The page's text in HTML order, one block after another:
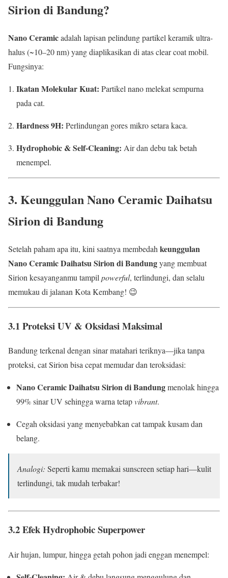
Sirion di Bandung?
Nano Ceramicadalah lapisan pelindung partikel keramik ultra-
halus (~10–20 nm) yang diaplikasikan di atas clear coat mobil.
Fungsinya:
Ikatan Molekular Kuat: Partikel nano melekat sempurna
pada cat.
Hardness 9H: Perlindungan gores mikro setara kaca.
Hydrophobic & Self-Cleaning: Air dan debu tak betah
menempel.
3. KeunggulanNano Ceramic Daihatsu
Sirion di Bandung
Setelah paham apa itu, kini saatnya membedah keunggulan
Nano Ceramic Daihatsu Sirion di Bandungyang membuat
Sirion kesayanganmu tampil powerful, terlindungi, dan selalu
memukau di jalanan Kota Kembang! 😉
3.1 Proteksi UV & Oksidasi Maksimal
Bandung terkenal dengan sinar matahari teriknya—jika tanpa
proteksi, cat Sirion bisa cepat memudar dan teroksidasi:
Nano Ceramic Daihatsu Sirion di Bandungmenolak hingga
99% sinar UV sehingga warna tetapvibrant.
Cegah oksidasi yang menyebabkan cat tampak kusam dan
belang.
Analogi: Seperti kamu memakai sunscreen setiap hari—kulit
terlindungi, tak mudah terbakar!
3.2 Efek Hydrophobic Superpower
Air hujan, lumpur, hingga getah pohon jadi enggan menempel: